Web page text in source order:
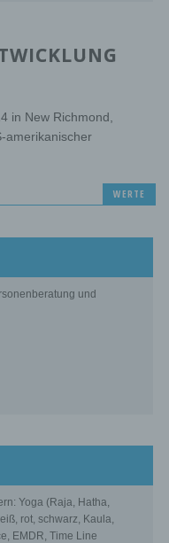
in New Richmond,
amerikanischer
WERTE
und
Yoga (Raja, Hatha,
rot, schwarz, Kaula,
EMDR, Time Line